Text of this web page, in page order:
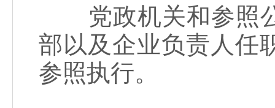
党政机关和参照公
部以及企业负责人任
参照执行。